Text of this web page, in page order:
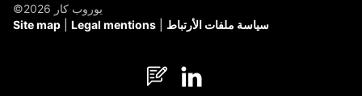
©يوروب كار 2026
Site map
Legal mentions سياسة ملفات الأرتباط